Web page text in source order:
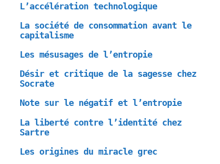
L’accélération technologique
La société de consommation avant le
capitalisme
Les mésusages de l’entropie
Désir et critique de la sagesse chez
Socrate
Note sur le négatif et l’entropie
La liberté contre l’identité chez
Sartre
Les origines du miracle grec